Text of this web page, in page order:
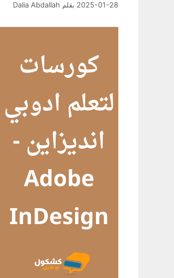
2025-01-28 بقلم Dalia Abdallah